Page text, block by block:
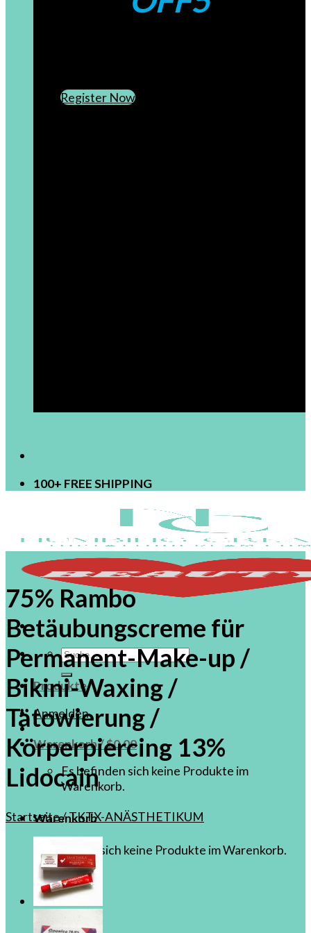
Register Now
100+ FREE SHIPPING
Suche
nach:
Produkte
Anmelden
Warenkorb /$0.00
Es befinden sich keine Produkte im
Warenkorb.
Warenkorb
Es befinden sich keine Produkte im Warenkorb.
75% Rambo
Betäubungscreme für
Permanent-Make-up /
Bikini-Waxing /
Tätowierung /
Körperpiercing 13%
Lidocain
Startseite/TKTX-ANÄSTHETIKUM